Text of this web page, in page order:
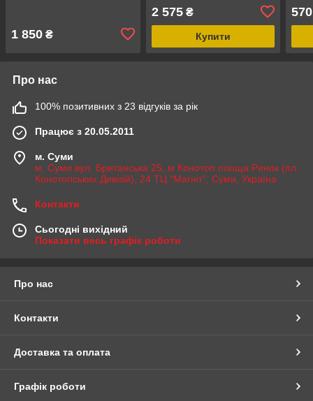
1 850 ₴
2 575₴
Купити
570
Про нас
100% позитивних з 23 відгуків за рік
Працює з 20.05.2011
м. Суми
м. Суми вул. Британська 25, м Конотоп площа Ринок (пл.
Конотопських Дивізій), 24 ТЦ "Магніт", Суми, Україна
Контакти
Сьогодні вихідний
Показати весь графік роботи
Про нас
Контакти
Доставка та оплата
Графік роботи